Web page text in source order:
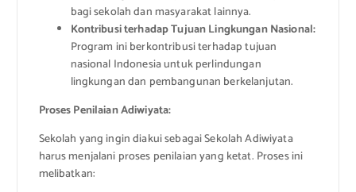
bagi sekolah dan masyarakat lainnya.
Kontribusi terhadap Tujuan Lingkungan Nasional:
Program ini berkontribusi terhadap tujuan
nasional Indonesia untuk perlindungan
lingkungan dan pembangunan berkelanjutan.
Proses Penilaian Adiwiyata:
Sekolah yang ingin diakui sebagai Sekolah Adiwiyata
harus menjalani proses penilaian yang ketat. Proses ini
melibatkan: